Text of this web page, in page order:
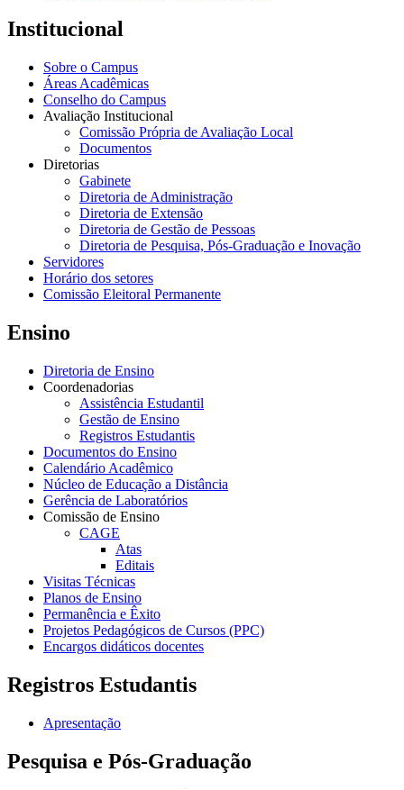
Institucional
Sobre o Campus
Áreas Acadêmicas
Conselho do Campus
Avaliação Institucional
Comissão Própria de Avaliação Local
Documentos
Diretorias
Gabinete
Diretoria de Administração
Diretoria de Extensão
Diretoria de Gestão de Pessoas
Diretoria de Pesquisa, Pós-Graduação e Inovação
Servidores
Horário dos setores
Comissão Eleitoral Permanente
Ensino
Diretoria de Ensino
Coordenadorias
Assistência Estudantil
Gestão de Ensino
Registros Estudantis
Documentos do Ensino
Calendário Acadêmico
Núcleo de Educação a Distância
Gerência de Laboratórios
Comissão de Ensino
CAGE
Atas
Editais
Visitas Técnicas
Planos de Ensino
Permanência e Êxito
Projetos Pedagógicos de Cursos (PPC)
Encargos didáticos docentes
Registros Estudantis
Apresentação
Pesquisa e Pós-Graduação